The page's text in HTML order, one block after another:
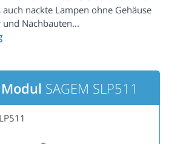
nackte Lampen ohne Gehäuse
Nachbauten...
SAGEM SLP511